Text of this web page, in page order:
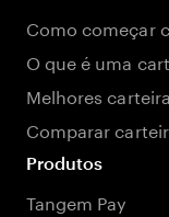
Como começar
O que é uma
Melhores
Comparar
Produtos
Tangem Pay